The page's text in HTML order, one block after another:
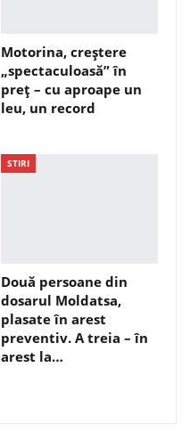
Motorina, creștere
„spectaculoasă” în
preț – cu aproape un
leu, un record
STIRI
Două persoane din
dosarul Moldatsa,
plasate în arest
preventiv. A treia – în
arest la…